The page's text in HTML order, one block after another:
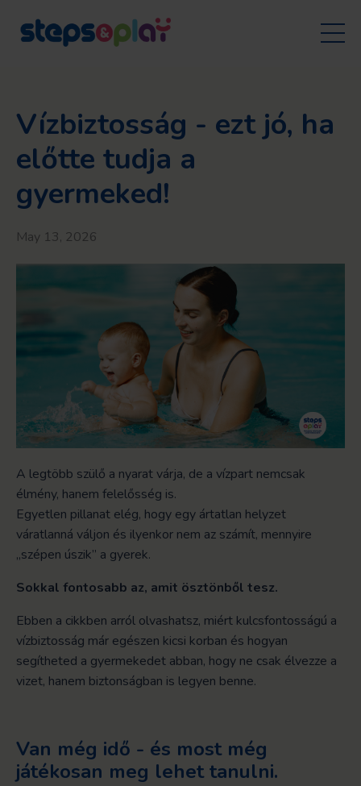
Vízbiztosság - ezt jó, ha
előtte tudja a
gyermeked!
May 13, 2026
A legtöbb szülő a nyarat várja, de a vízpart nemcsak
élmény, hanem felelősség is.
Egyetlen pillanat elég, hogy egy ártatlan helyzet
váratlanná váljon és ilyenkor nem az számít, mennyire
„szépen úszik” a gyerek.
Sokkal fontosabb az, amit ösztönből tesz.
Ebben a cikkben arról olvashatsz, miért kulcsfontosságú a
vízbiztosság már egészen kicsi korban és hogyan
segítheted a gyermekedet abban, hogy ne csak élvezze a
vizet, hanem biztonságban is legyen benne.
Van még idő - és most még
játékosan meg lehet tanulni.